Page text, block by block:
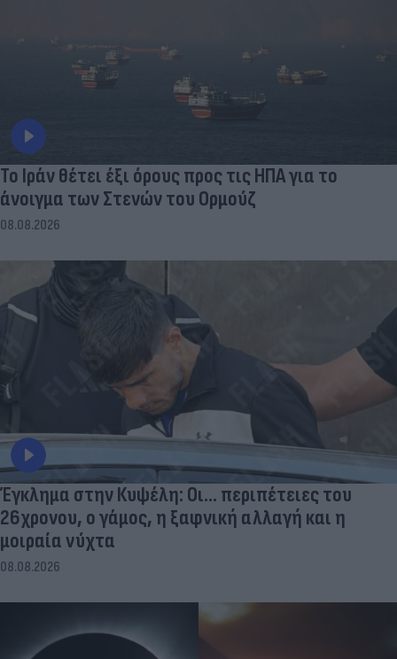
Το Ιράν θέτει έξι όρους προς τις ΗΠΑ για το
άνοιγμα των Στενών του Ορμούζ
08.08.2026
Έγκλημα στην Κυψέλη: Οι... περιπέτειες του
26χρονου, ο γάμος, η ξαφνική αλλαγή και η
μοιραία νύχτα
08.08.2026